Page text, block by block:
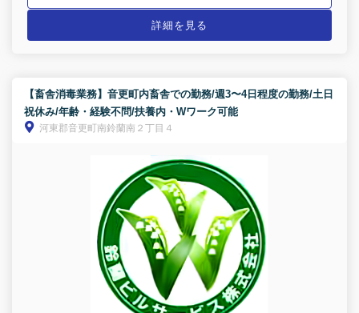
詳細を見る
【畜舎消毒業務】音更町内畜舎での勤務/週3〜4日程度の勤務/土日
祝休み/年齢・経験不問/扶養内・Wワーク可能
河東郡音更町南鈴蘭南２丁目４